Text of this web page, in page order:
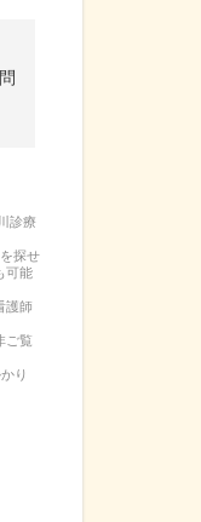
診療
探せ
可能
護師
ご覧
り